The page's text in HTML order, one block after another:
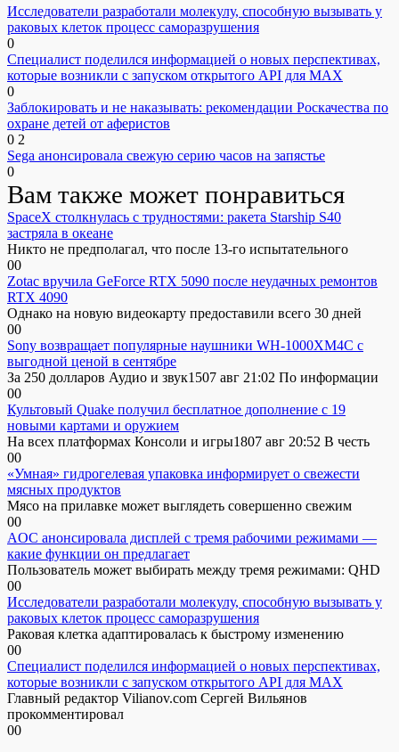
Исследователи разработали молекулу, способную вызывать у
раковых клеток процесс саморазрушения
0
Специалист поделился информацией о новых перспективах,
которые возникли с запуском открытого API для МАХ
0
Заблокировать и не наказывать: рекомендации Роскачества по
охране детей от аферистов
0 2
Sega анонсировала свежую серию часов на запястье
0
Вам также может понравиться
SpaceX столкнулась с трудностями: ракета Starship S40
застряла в океане
Никто не предполагал, что после 13-го испытательного
00
Zotac вручила GeForce RTX 5090 после неудачных ремонтов
RTX 4090
Однако на новую видеокарту предоставили всего 30 дней
00
Sony возвращает популярные наушники WH-1000XM4C с
выгодной ценой в сентябре
За 250 долларов Аудио и звук1507 авг 21:02 По информации
00
Культовый Quake получил бесплатное дополнение с 19
новыми картами и оружием
На всех платформах Консоли и игры1807 авг 20:52 В честь
00
«Умная» гидрогелевая упаковка информирует о свежести
мясных продуктов
Мясо на прилавке может выглядеть совершенно свежим
00
AOC анонсировала дисплей с тремя рабочими режимами —
какие функции он предлагает
Пользователь может выбирать между тремя режимами: QHD
00
Исследователи разработали молекулу, способную вызывать у
раковых клеток процесс саморазрушения
Раковая клетка адаптировалась к быстрому изменению
00
Специалист поделился информацией о новых перспективах,
которые возникли с запуском открытого API для МАХ
Главный редактор Vilianov.com Сергей Вильянов
прокомментировал
00